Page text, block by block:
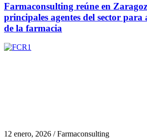
Farmaconsulting reúne en
principales agentes del sector
de la farmacia
12 enero, 2026 / Farmaconsulting